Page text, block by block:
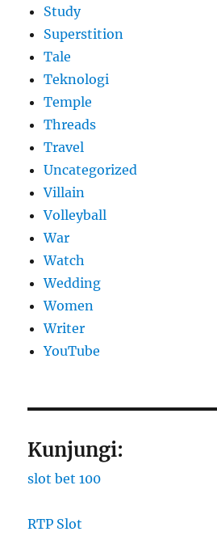
Study
Superstition
Tale
Teknologi
Temple
Threads
Travel
Uncategorized
Villain
Volleyball
War
Watch
Wedding
Women
Writer
YouTube
Kunjungi:
slot bet 100
RTP Slot